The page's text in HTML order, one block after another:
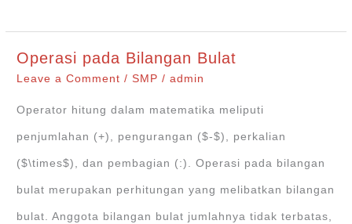
Linear
Operasi pada Bilangan Bulat
Leave a Comment /SMP /admin
Operator hitung dalam matematika meliputi
penjumlahan (+), pengurangan ($-$), perkalian
($\times$), dan pembagian (:). Operasi pada bilangan
bulat merupakan perhitungan yang melibatkan bilangan
bulat. Anggota bilangan bulat jumlahnya tidak terbatas,